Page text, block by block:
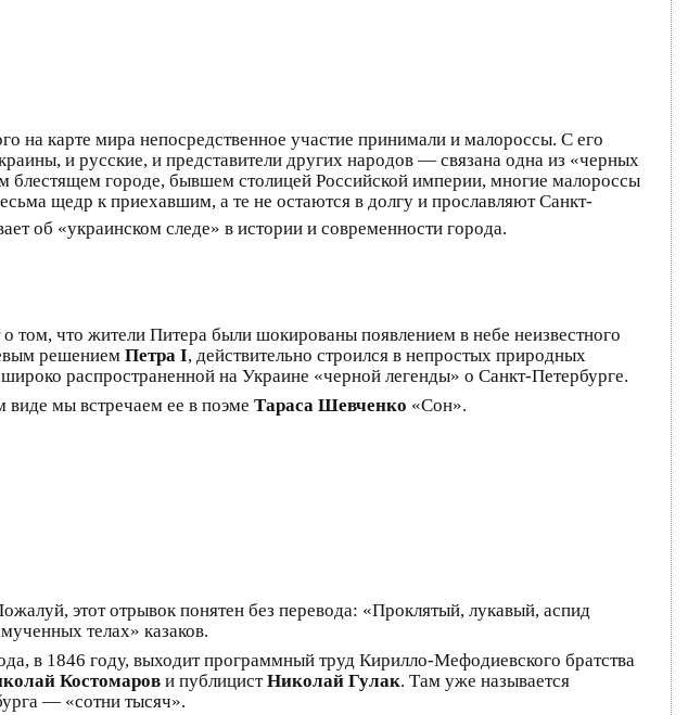
карте мира непосредственное участие принимали и малороссы. С его
и русские, и представители других народов — связана одна из «черных
блестящем городе, бывшем столицей Российской империи, многие малороссы
щедр к приехавшим, а те не остаются в долгу и прославляют Санкт-
об «украинском следе» в истории и современности города.
что жители Питера были шокированы появлением в небе неизвестного
решением Петра I, действительно строился в непростых природных
распространенной на Украине «черной легенды» о Санкт-Петербурге.
виде мы встречаем ее в поэме Тараса Шевченко «Сон».
этот отрывок понятен без перевода: «Проклятый, лукавый, аспид
телах» казаков.
в 1846 году, выходит программный труд Кирилло-Мефодиевского братства
Костомаров и публицистНиколай Гулак. Там уже называется
— «сотни тысяч».